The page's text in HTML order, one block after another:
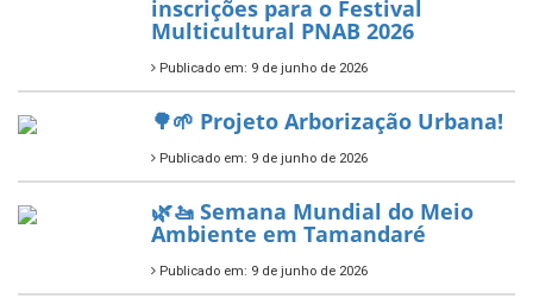
Tamandaré conquista Selo
Diamante do Sebrae pelo
segundo ano consecutivo e
reafirma excelência no apoio ao
empreendedorismo.
Publicado em: 10 de junho de 2026
Prefeitura de Tamandaré busca
novos investimentos para
fortalecer a saúde pública do
município.